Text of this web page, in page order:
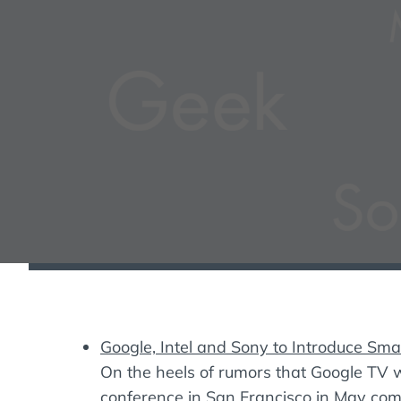
Google, Intel and Sony to Introduce
On the heels of rumors that Google TV